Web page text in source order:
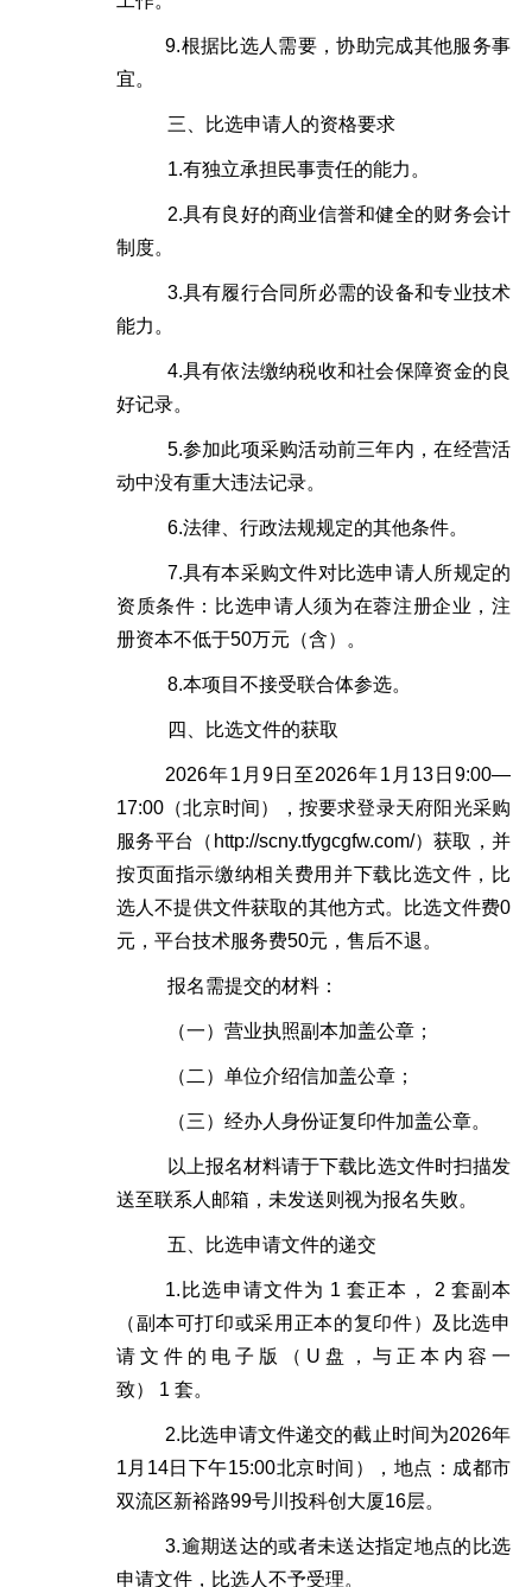
9.根据比选人需要，协助完成其他服务事
宜。
三、比选申请人的资格要求
1.有独立承担民事责任的能力。
2.具有良好的商业信誉和健全的财务会计
制度。
3.具有履行合同所必需的设备和专业技术
能力。
4.具有依法缴纳税收和社会保障资金的良
好记录。
5.参加此项采购活动前三年内，在经营活
动中没有重大违法记录。
6.法律、行政法规规定的其他条件。
7.具有本采购文件对比选申请人所规定的
资质条件：比选申请人须为在蓉注册企业，注
册资本不低于50万元（含）。
8.本项目不接受联合体参选。
四、比选文件的获取
2026年1 月 9日至2026年1 月 13日9:00—
17:00（北京时间）， 按要求登录天府阳光采购
服务平台（http://scny.tfygcgfw.com/）获取，并
按页面指示缴纳相关费用并下载比选文件，比
选人不提供文件获取的其他方式。比选文件费0
元，平台技术服务费50元，售后不退。
报名需提交的材料：
（一）营业执照副本加盖公章；
（二）单位介绍信加盖公章；
（三）经办人身份证复印件加盖公章。
以上报名材料请于下载比选文件时扫描发
送至联系人邮箱，未发送则视为报名失败。
五、比选申请文件的递交
1. 比选申请文件为 1套正本， 2 套副本
（副本可打印或采用正本的复印件）及比选申
请文件的电子版（ U 盘，与正本内容一
致）
1 套。
2.比选申请文件递交的截止时间为2026年
1 月 14日 下午15:00北京时间），地点：成都市
双流区新裕路99号川投科创大厦16层。
3.逾期送达的或者未送达指定地点的比选
申请文件，比选人不予受理。